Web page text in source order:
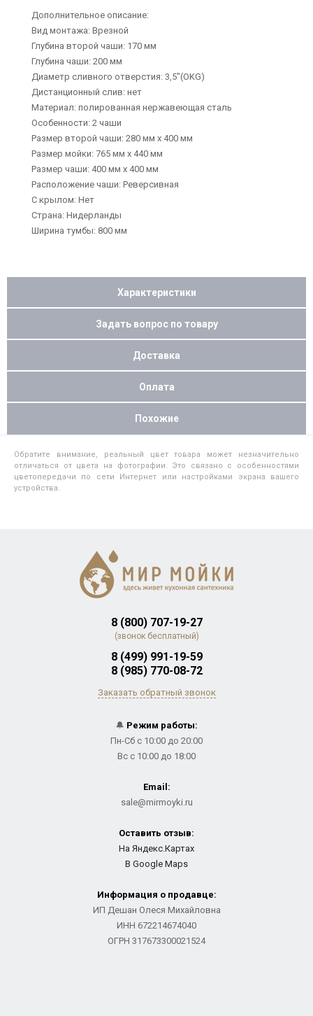
Дополнительное описание:
Вид монтажа: Врезной
Глубина второй чаши: 170 мм
Глубина чаши: 200 мм
Диаметр сливного отверстия: 3,5"(OKG)
Дистанционный слив: нет
Материал: полированная нержавеющая сталь
Особенности: 2 чаши
Размер второй чаши: 280 мм х 400 мм
Размер мойки: 765 мм х 440 мм
Размер чаши: 400 мм x 400 мм
Расположение чаши: Реверсивная
С крылом: Нет
Страна: Нидерланды
Ширина тумбы: 800 мм
Характеристики
Задать вопрос по товару
Доставка
Оплата
Похожие
Обратите внимание, реальный цвет товара может незначительно
отличаться от цвета на фотографии. Это связано с особенностями
цветопередачи по сети Интернет или настройками экрана вашего
устройства.
8 (800) 707-19-27
(звонок бесплатный)
8 (499) 991-19-59
8 (985) 770-08-72
Заказать обратный звонок
🔔 Режим работы:
Пн-Сб с 10:00 до 20:00
Вс с 10:00 до 18:00
Email:
sale@mirmoyki.ru
Оставить отзыв:
На Яндекс.Картах
В Google Maps
Информация о продавце:
ИП Дешан Олеся Михайловна
ИНН 672214674040
ОГРН 317673300021524